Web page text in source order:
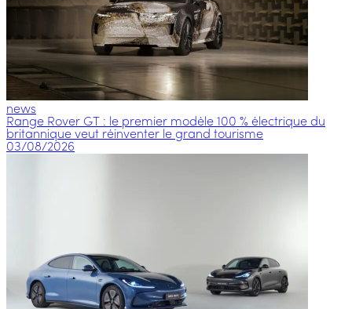
news
Range Rover GT : le premier modèle 100 % électrique du
britannique veut réinventer le grand tourisme
03/08/2026